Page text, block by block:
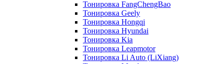
Тонировка FangChengBao
Тонировка Geely
Тонировка Hongqi
Тонировка Hyundai
Тонировка Kia
Тонировка Leapmotor
Тонировка Li Auto (LiXiang)